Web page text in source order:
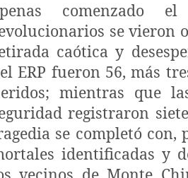
comenzado
se vieron
caótica y
ERP fueron 56, más
mientras que
registraron
se completó con,
identificadas y